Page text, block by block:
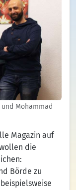
Mohammad
Magazin auf
die
Börde zu